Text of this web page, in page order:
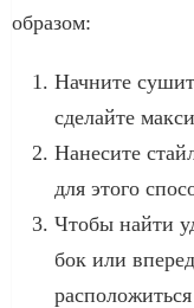
образом:
Начните
сделайте
Нанесите
для этого
Чтобы найти
бок или